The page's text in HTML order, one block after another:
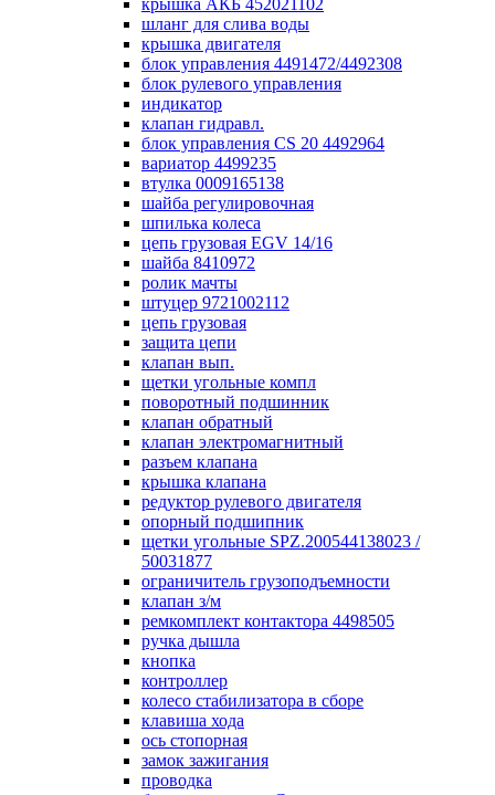
крышка АКБ 452021102
шланг для слива воды
крышка двигателя
блок управления 4491472/4492308
блок рулевого управления
индикатор
клапан гидравл.
блок управления СS 20 4492964
вариатор 4499235
втулка 0009165138
шайба регулировочная
шпилька колеса
цепь грузовая EGV 14/16
шайба 8410972
ролик мачты
штуцер 9721002112
цепь грузовая
защита цепи
клапан вып.
щетки угольные компл
поворотный подшинник
клапан обратный
клапан электромагнитный
разъем клапана
крышка клапана
редуктор рулевого двигателя
опорный подшипник
щетки угольные SPZ.200544138023 /
50031877
ограничитель грузоподъемности
клапан з/м
ремкомплект контактора 4498505
ручка дышла
кнопка
контроллер
колесо стабилизатора в сборе
клавиша хода
ось стопорная
замок зажигания
проводка